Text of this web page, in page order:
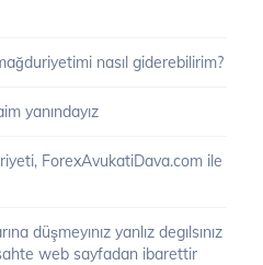
nasıl giderebilirim?
yanındayız
ForexAvukatiDava.com ile
düşmeyınız yanlız degılsınız
web sayfadan ibarettir